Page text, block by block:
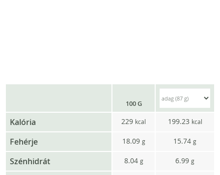
100 G
Kalória 229 kcal 199.23 kcal
Fehérje 18.09 g 15.74 g
Szénhidrát 8.04 g 6.99 g